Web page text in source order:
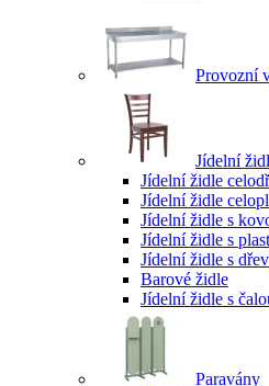
Provozní
Jídelní
Jídelní židle
Jídelní židle
Jídelní židle s
Jídelní židle s
Jídelní židle s
Barové židle
Jídelní židle s
Paravány